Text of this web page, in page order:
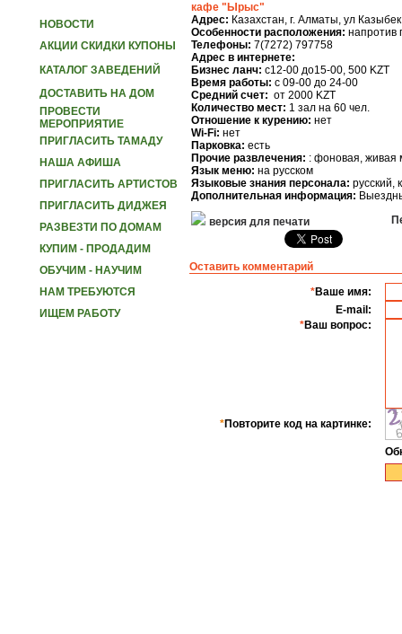
НОВОСТИ
АКЦИИ СКИДКИ КУПОНЫ
КАТАЛОГ ЗАВЕДЕНИЙ
ДОСТАВИТЬ НА ДОМ
ПРОВЕСТИ
МЕРОПРИЯТИЕ
ПРИГЛАСИТЬ ТАМАДУ
НАША АФИША
ПРИГЛАСИТЬ АРТИСТОВ
ПРИГЛАСИТЬ ДИДЖЕЯ
РАЗВЕЗТИ ПО ДОМАМ
КУПИМ - ПРОДАДИМ
ОБУЧИМ - НАУЧИМ
НАМ ТРЕБУЮТСЯ
ИЩЕМ РАБОТУ
кафе "Ырыс"
Адрес: Казахстан, г. Алматы, ул
Особенности расположения: напротив
Телефоны: 7(7272) 797758
Адрес в интернете:
Бизнес ланч: с12-00 до15-00, 500 KZT
Время работы: c 09-00 до 24-00
Средний счет: от 2000 KZT
Количество мест: 1 зал на 60 чел.
Отношение к курению: нет
Wi-Fi: нет
Парковка: есть
Прочие развлечения: : фоновая, живая
Язык меню: на русском
Языковые знания персонала: русский,
Дополнительная информация:
версия для печати
Оставить комментарий
*Ваше имя:
E-mail:
*Ваш вопрос:
*Повторите код на картинке: